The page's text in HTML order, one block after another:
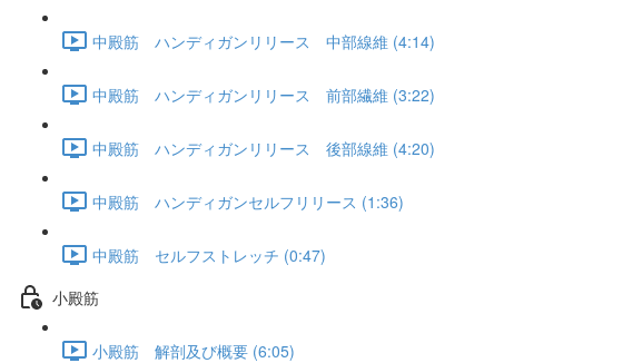
中殿筋 ハンディガンリリース 中部線維 (4:14)
中殿筋 ハンディガンリリース 前部繊維 (3:22)
中殿筋 ハンディガンリリース 後部線維 (4:20)
中殿筋 ハンディガンセルフリリース (1:36)
中殿筋 セルフストレッチ (0:47)
小殿筋
小殿筋 解剖及び概要 (6:05)